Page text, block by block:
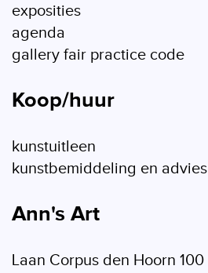
exposities
agenda
gallery fair practice code
Koop/huur
kunstuitleen
kunstbemiddeling en advies
Ann's Art
Laan Corpus den Hoorn 100